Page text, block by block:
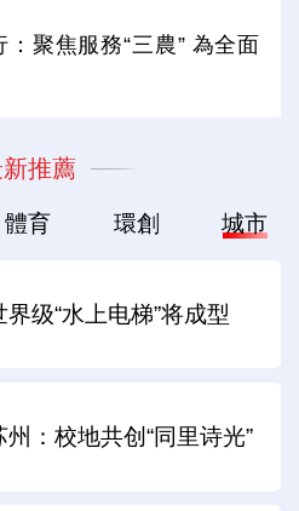
聚焦服務“三農” 為全面
推薦
體育 環創 城市
界级“水上电梯”将成型
州：校地共创“同里诗光”